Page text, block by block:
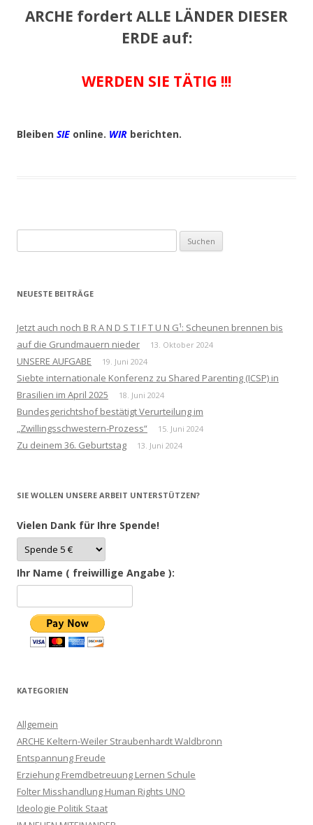
ARCHE fordert ALLE LÄNDER DIESER
ERDE auf:
WERDEN SIE TÄTIG !!!
Bleiben SIE online. WIR berichten.
nach:
NEUESTE BEITRÄGE
Jetzt auch noch B R A N D S T I F T U N G¹: Scheunen brennen bis
auf die Grundmauern nieder
13. Oktober 2024
UNSERE AUFGABE 19. Juni 2024
Siebte internationale Konferenz zu Shared Parenting (ICSP) in
Brasilien im April 2025
18. Juni 2024
Bundesgerichtshof bestätigt Verurteilung im
„Zwillingsschwestern-Prozess“
15. Juni 2024
Zu deinem 36. Geburtstag 13. Juni 2024
SIE WOLLEN UNSERE ARBEIT UNTERSTÜTZEN?
Vielen Dank für Ihre Spende!
Ihr Name ( freiwillige Angabe ):
KATEGORIEN
Allgemein
ARCHE Keltern-Weiler Straubenhardt Waldbronn
Entspannung Freude
Erziehung Fremdbetreuung Lernen Schule
Folter Misshandlung Human Rights UNO
Ideologie Politik Staat